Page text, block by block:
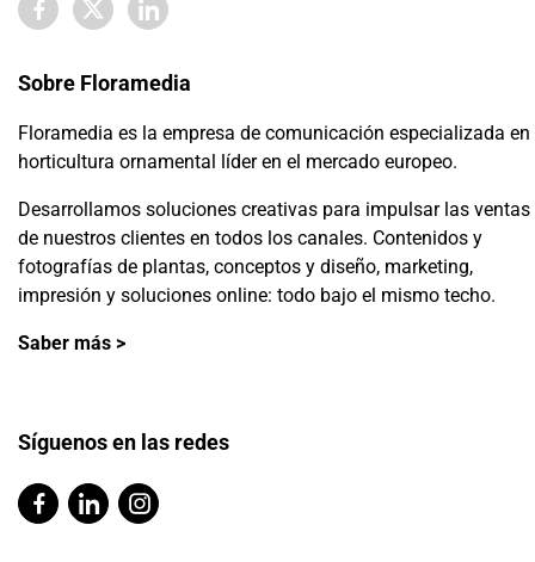
Sobre Floramedia
Floramedia es la empresa de comunicación especializada en
horticultura ornamental líder en el mercado europeo.
Desarrollamos soluciones creativas para impulsar las ventas
de nuestros clientes en todos los canales. Contenidos y
fotografías de plantas, conceptos y diseño, marketing,
impresión y soluciones online: todo bajo el mismo techo.
Saber más >
Síguenos en las redes